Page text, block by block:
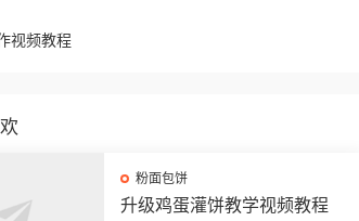
视频教程
粉面包饼
升级鸡蛋灌饼教学视频教程